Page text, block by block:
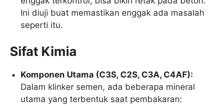
Ini diuji buat memastikan enggak ada masalah
seperti itu.
Sifat Kimia
Komponen Utama (C3S, C2S, C3A, C4AF):
Dalam klinker semen, ada beberapa mineral
utama yang terbentuk saat pembakaran: